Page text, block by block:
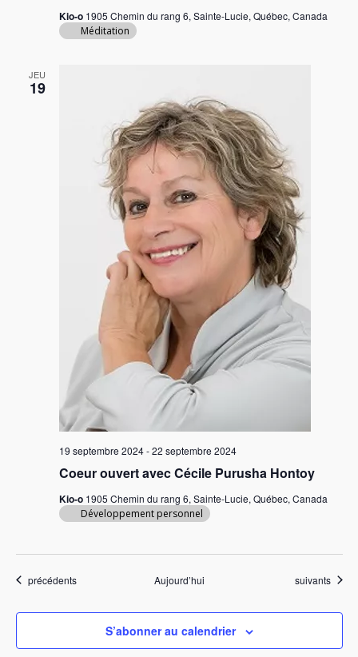
Kio-o 1905 Chemin du rang 6, Sainte-Lucie, Québec, Canada
Méditation
JEU
19
Coeur ouvert avec Cécile Purusha Hontoy
19 septembre 2024-22 septembre 2024
Kio-o 1905 Chemin du rang 6, Sainte-Lucie, Québec, Canada
Développement personnel
Évènements
précédents Aujourd’hui Évènements
suivants
S’abonner au calendrier